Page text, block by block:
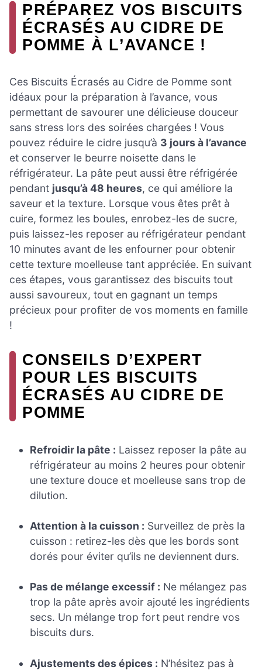
PRÉPAREZ VOS BISCUITS
ÉCRASÉS AU CIDRE DE
POMME À L’AVANCE !
Ces Biscuits Écrasés au Cidre de Pomme sont
idéaux pour la préparation à l’avance, vous
permettant de savourer une délicieuse douceur
sans stress lors des soirées chargées ! Vous
pouvez réduire le cidre jusqu’à 3 jours à l’avance
et conserver le beurre noisette dans le
réfrigérateur. La pâte peut aussi être réfrigérée
pendant jusqu’à 48 heures, ce qui améliore la
saveur et la texture. Lorsque vous êtes prêt à
cuire, formez les boules, enrobez-les de sucre,
puis laissez-les reposer au réfrigérateur pendant
10 minutes avant de les enfourner pour obtenir
cette texture moelleuse tant appréciée. En suivant
ces étapes, vous garantissez des biscuits tout
aussi savoureux, tout en gagnant un temps
précieux pour profiter de vos moments en famille
!
CONSEILS D’EXPERT
POUR LES BISCUITS
ÉCRASÉS AU CIDRE DE
POMME
Refroidir la pâte : Laissez reposer la pâte au
réfrigérateur au moins 2 heures pour obtenir
une texture douce et moelleuse sans trop de
dilution.
Attention à la cuisson : Surveillez de près la
cuisson : retirez-les dès que les bords sont
dorés pour éviter qu’ils ne deviennent durs.
Pas de mélange excessif : Ne mélangez pas
trop la pâte après avoir ajouté les ingrédients
secs. Un mélange trop fort peut rendre vos
biscuits durs.
Ajustements des épices : N’hésitez pas à